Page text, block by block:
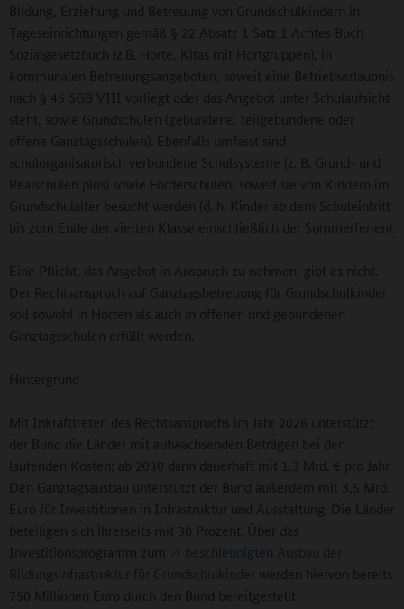
Bildung, Erziehung und Betreuung von Grundschulkindern in
Tageseinrichtungen gemäß § 22 Absatz 1 Satz 1 Achtes Buch
Sozialgesetzbuch (z.B. Horte, Kitas mit Hortgruppen), in
kommunalen Betreuungsangeboten, soweit eine Betriebserlaubnis
nach § 45 SGB VIII vorliegt oder das Angebot unter Schulaufsicht
steht, sowie Grundschulen (gebundene, teilgebundene oder
offene Ganztagsschulen). Ebenfalls umfasst sind
schulorganisatorisch verbundene Schulsysteme (z. B. Grund- und
Realschulen plus) sowie Förderschulen, soweit sie von Kindern im
Grundschulalter besucht werden (d. h. Kinder ab dem Schuleintritt
bis zum Ende der vierten Klasse einschließlich der Sommerferien).
Eine Pflicht, das Angebot in Anspruch zu nehmen, gibt es nicht.
Der Rechtsanspruch auf Ganztagsbetreuung für Grundschulkinder
soll sowohl in Horten als auch in offenen und gebundenen
Ganztagsschulen erfüllt werden.
Hintergrund
Mit Inkrafttreten des Rechtsanspruchs im Jahr 2026 unterstützt
der Bund die Länder mit aufwachsenden Beträgen bei den
laufenden Kosten; ab 2030 dann dauerhaft mit 1,3 Mrd. € pro Jahr.
Den Ganztagsausbau unterstützt der Bund außerdem mit 3,5 Mrd.
Euro für Investitionen in Infrastruktur und Ausstattung. Die Länder
beteiligen sich ihrerseits mit 30 Prozent. Über das
Investitionsprogramm zum
beschleunigten Ausbau der
Bildungsinfrastruktur für Grundschulkinder werden hiervon bereits
750 Millionen Euro durch den Bund bereitgestellt.